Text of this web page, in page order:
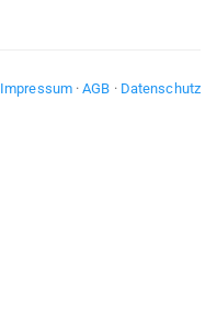
Impressum·AGB · Datenschutz